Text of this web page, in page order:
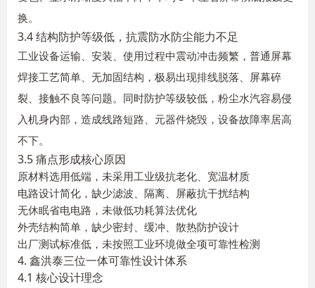
换。
3.4 结构防护等级低，抗震防水防尘能力不足
工业设备运输、安装、使用过程中震动冲击频繁，普通屏幕
焊接工艺简单、无加固结构，极易出现排线脱落、屏幕碎
裂、接触不良等问题。同时防护等级较低，粉尘水汽容易侵
入机身内部，造成线路短路、元器件烧毁，设备故障率居高
不下。
3.5 痛点形成核心原因
原材料选用低端，未采用工业级抗老化、宽温材质
电路设计简化，缺少滤波、隔离、屏蔽抗干扰结构
无休眠省电电路，未做低功耗算法优化
外壳结构简单，缺少密封、缓冲、散热防护设计
出厂测试标准低，未按照工业环境做全项可靠性检测
4. 鑫洪泰三位一体可靠性设计体系
4.1 核心设计理念